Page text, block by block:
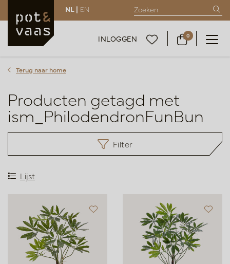
NL | EN
INLOGGEN 0
Terug naar home
Producten getagd met
ism_PhilodendronFunBun
Filter
Lijst